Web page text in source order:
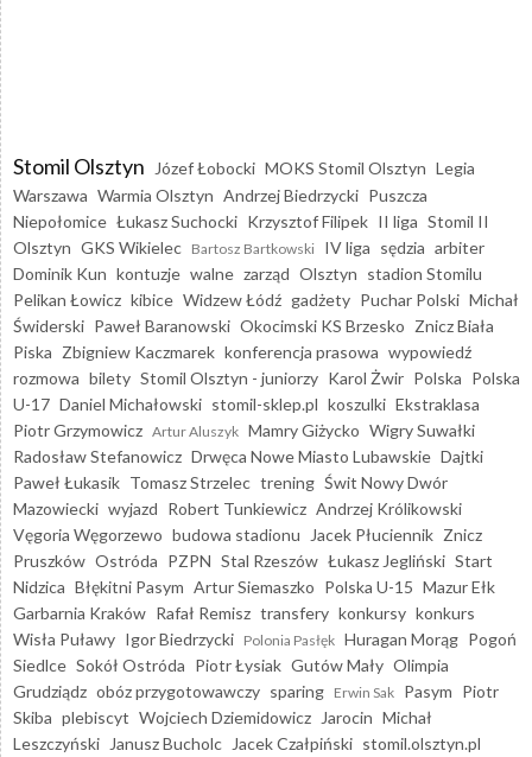
Stomil Olsztyn Józef Łobocki MOKS Stomil Olsztyn Legia
Warszawa Warmia Olsztyn Andrzej Biedrzycki Puszcza
Niepołomice Łukasz Suchocki Krzysztof Filipek II liga Stomil II
Olsztyn GKS Wikielec Bartosz Bartkowski IV liga sędzia arbiter
Dominik Kun kontuzje walne zarząd Olsztyn stadion Stomilu
Pelikan Łowicz kibice Widzew Łódź gadżety Puchar Polski Michał
Świderski Paweł Baranowski Okocimski KS Brzesko Znicz Biała
Piska Zbigniew Kaczmarek konferencja prasowa wypowiedź
rozmowa bilety Stomil Olsztyn - juniorzy Karol Żwir Polska Polska
U-17 Daniel Michałowski stomil-sklep.pl koszulki Ekstraklasa
Piotr Grzymowicz Artur Aluszyk Mamry Giżycko Wigry Suwałki
Radosław Stefanowicz Drwęca Nowe Miasto Lubawskie Dajtki
Paweł Łukasik Tomasz Strzelec trening Świt Nowy Dwór
Mazowiecki wyjazd Robert Tunkiewicz Andrzej Królikowski
Vęgoria Węgorzewo budowa stadionu Jacek Płuciennik Znicz
Pruszków Ostróda PZPN Stal Rzeszów Łukasz Jegliński Start
Nidzica Błękitni Pasym Artur Siemaszko Polska U-15 Mazur Ełk
Garbarnia Kraków Rafał Remisz transfery konkursy konkurs
Wisła Puławy Igor Biedrzycki Polonia Pasłęk Huragan Morąg Pogoń
Siedlce Sokół Ostróda Piotr Łysiak Gutów Mały Olimpia
Grudziądz obóz przygotowawczy sparing Erwin Sak Pasym Piotr
Skiba plebiscyt Wojciech Dziemidowicz Jarocin Michał
Leszczyński
Janusz Bucholc Jacek Czałpiński stomil.olsztyn.pl